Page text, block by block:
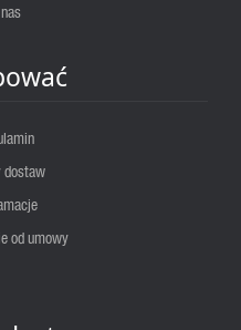
dostaw
od umowy